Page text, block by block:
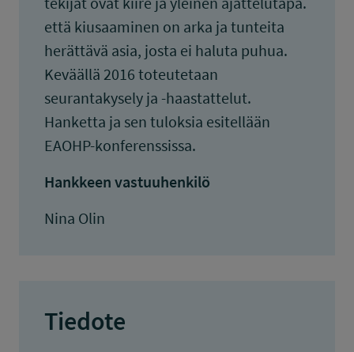
että kiusaaminen on arka ja tunteita
herättävä asia, josta ei haluta puhua.
Keväällä 2016 toteutetaan
seurantakysely ja -haastattelut.
Hanketta ja sen tuloksia esitellään
EAOHP-konferenssissa.
Hankkeen vastuuhenkilö
Nina Olin
Tiedote